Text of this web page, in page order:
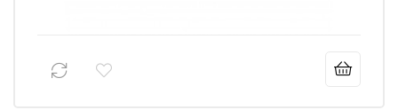
Prix
53,95 €